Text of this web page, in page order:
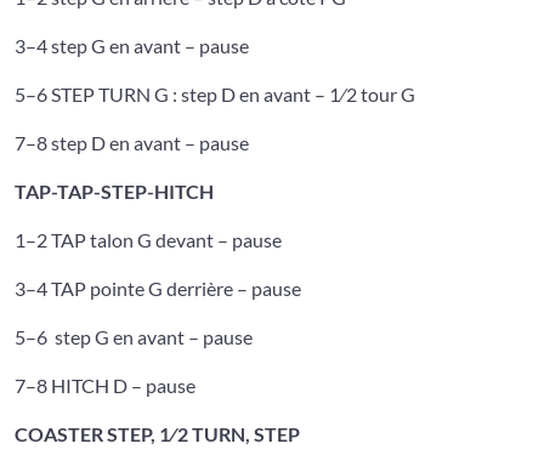
3–4 step G en avant – pause
5–6 STEP TURN G : step D en avant – 1⁄2 tour G
7–8 step D en avant – pause
TAP-TAP-STEP-HITCH
1–2 TAP talon G devant – pause
3–4 TAP pointe G derrière – pause
5–6 step G en avant – pause
7–8 HITCH D – pause
COASTER STEP, 1⁄2 TURN, STEP